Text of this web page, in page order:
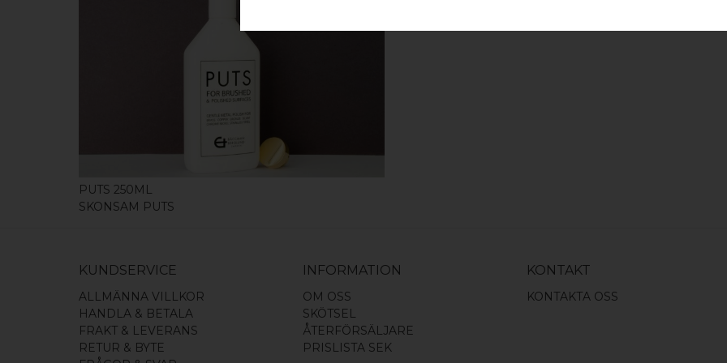
KÖP
PUTS 250ML
SKONSAM PUTS
KUNDSERVICE
ALLMÄNNA VILLKOR
HANDLA & BETALA
FRAKT & LEVERANS
RETUR & BYTE
INFORMATION
OM OSS
SKÖTSEL
ÅTERFÖRSÄLJARE
PRISLISTA SEK
KONTAKT
KONTAKTA OSS